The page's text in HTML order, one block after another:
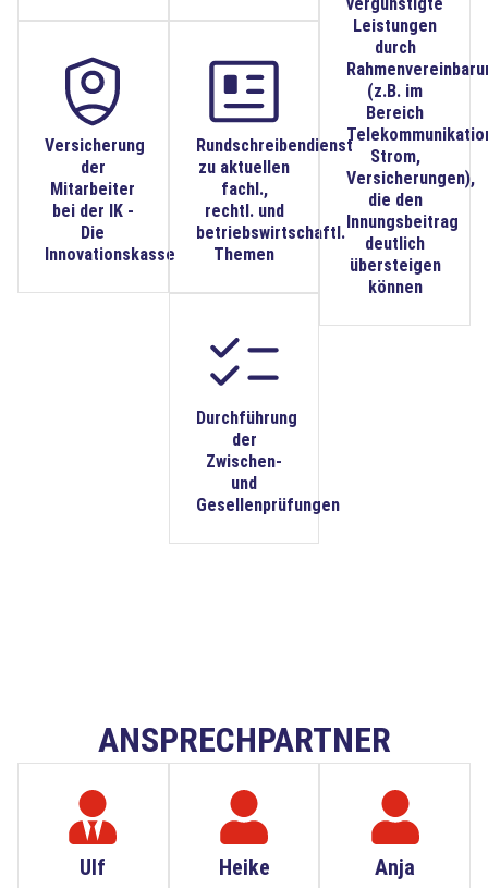
Versicherung
der
Mitarbeiter
bei der IK -
Die
Innovationskasse
Rundschreibendienst
zu aktuellen
fachl.,
rechtl. und
betriebswirtschaftl.
Themen
Durchführung
der
Zwischen-
und
Gesellenprüfungen
Leistungen
durch
(z.B. im
Bereich
Strom,
Versicherungen),
die den
Innungsbeitrag
deutlich
übersteigen
können
ANSPRECHPARTNER
Ulf
Heike
Anja